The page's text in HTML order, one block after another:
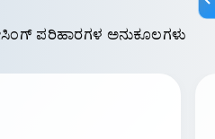
ಪರಿಹಾರಗಳ ಅನುಕೂಲಗಳು